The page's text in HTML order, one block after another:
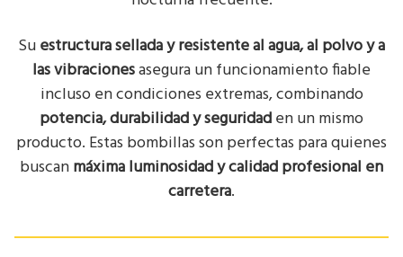
Suestructura sellada y resistente al agua, al polvo y a
las vibracionesasegura un funcionamiento fiable
incluso en condiciones extremas, combinando
potencia, durabilidad y seguridaden un mismo
producto. Estas bombillas son perfectas para quienes
buscanmáxima luminosidad y calidad profesional en
carretera.